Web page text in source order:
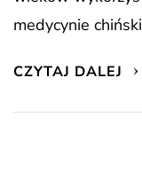
medycynie
CZYTAJ DALEJ